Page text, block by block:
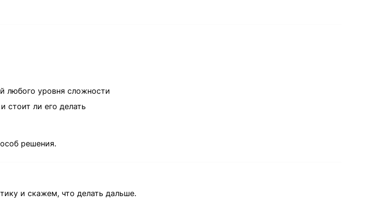
любого уровня сложности
стоит ли его делать
решения.
и скажем, что делать дальше.